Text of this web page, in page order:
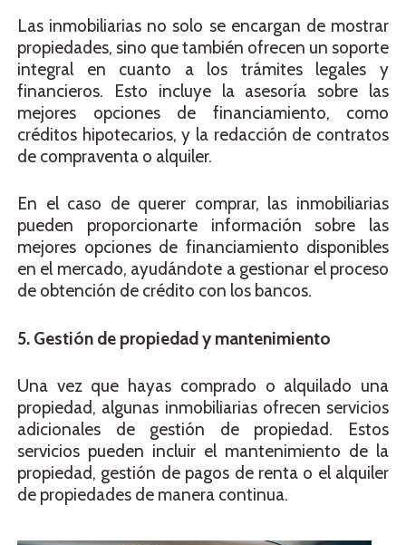
Las inmobiliarias no solo se encargan de mostrar
propiedades, sino que también ofrecen un soporte
integral en cuanto a los trámites legales y
financieros. Esto incluye la asesoría sobre las
mejores opciones de financiamiento, como
créditos hipotecarios, y la redacción de contratos
de compraventa o alquiler.
En el caso de querer comprar, las inmobiliarias
pueden proporcionarte información sobre las
mejores opciones de financiamiento disponibles
en el mercado, ayudándote a gestionar el proceso
de obtención de crédito con los bancos.
5. Gestión de propiedad y mantenimiento
Una vez que hayas comprado o alquilado una
propiedad, algunas inmobiliarias ofrecen servicios
adicionales de gestión de propiedad. Estos
servicios pueden incluir el mantenimiento de la
propiedad, gestión de pagos de renta o el alquiler
de propiedades de manera continua.